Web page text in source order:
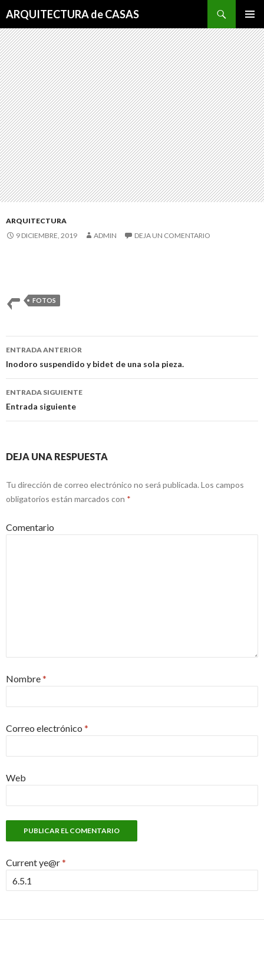
ARQUITECTURA de CASAS
MENÚ
AL
CONTENIDO
ARQUITECTURA
9 DICIEMBRE, 2019
ADMIN DEJA UN COMENTARIO
FOTOS
Navegación
de
entradas
ENTRADA ANTERIOR
Inodoro suspendido y bidet de una sola pieza.
ENTRADA SIGUIENTE
Entrada siguiente
DEJA UNA RESPUESTA
Tu dirección de correo electrónico no será publicada. Los campos
obligatorios están marcados con *
Comentario
Nombre*
Correo electrónico *
Web
Current ye@r*